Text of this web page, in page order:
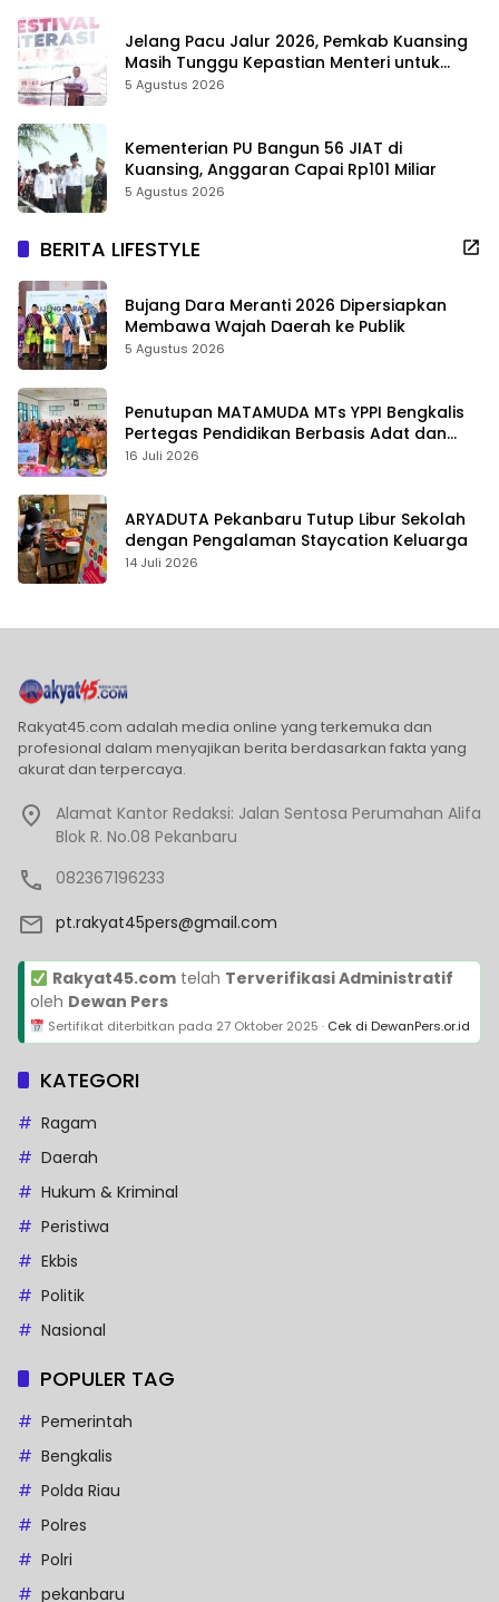
Jelang Pacu Jalur 2026, Pemkab Kuansing
Masih Tunggu Kepastian Menteri untuk
Buka Festival
5 Agustus 2026
Kementerian PU Bangun 56 JIAT di
Kuansing, Anggaran Capai Rp101 Miliar
5 Agustus 2026
BERITA LIFESTYLE
Bujang Dara Meranti 2026 Dipersiapkan
Membawa Wajah Daerah ke Publik
5 Agustus 2026
Penutupan MATAMUDA MTs YPPI Bengkalis
Pertegas Pendidikan Berbasis Adat dan
Karakter
16 Juli 2026
ARYADUTA Pekanbaru Tutup Libur Sekolah
dengan Pengalaman Staycation Keluarga
14 Juli 2026
Rakyat45.com adalah media online yang terkemuka dan
profesional dalam menyajikan berita berdasarkan fakta yang
akurat dan terpercaya.
Alamat Kantor Redaksi: Jalan Sentosa Perumahan Alifa
Blok R. No.08 Pekanbaru
082367196233
pt.rakyat45pers@gmail.com
Rakyat45.comtelah Terverifikasi Administratif
oleh Dewan Pers
Sertifikat diterbitkan pada 27 Oktober 2025 · Cek di DewanPers.or.id
KATEGORI
Ragam
Daerah
Hukum & Kriminal
Peristiwa
Ekbis
Politik
Nasional
POPULER TAG
Pemerintah
Bengkalis
Polda Riau
Polres
Polri
pekanbaru